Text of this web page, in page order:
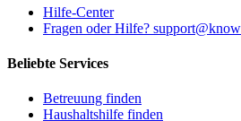
Hilfe-Center
Fragen oder Hilfe?
Beliebte Services
Betreuung finden
Haushaltshilfe finden